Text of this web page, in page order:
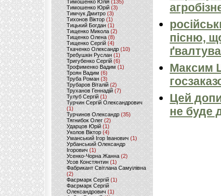
Тимошенко Юлія (135)
Тимошенко Юрій(3)
Тимчук Дмитро (3)
Тихонов Віктор (1)
Тицький Богдан (1)
Тищенко Микола (2)
Тищенко Олена (8)
Тищенко Сергій (4)
Ткаченко Олександр (10)
Требушкін Руслан (1)
Тригубенко Сергій(6)
Трофименко Вадим (1)
Троян Вадим (6)
Труба Роман(3)
Трубаров Віталій (2)
Труханов Геннадій (7)
Тулуб Сергій(1)
Турчин Сергій Олександрович
(1)
Турчинов Олександр(35)
Тягнибок Олег (2)
Ударцов Юрій (1)
Уколов Віктор(4)
Уманський Ігор Іванович(1)
Урбанський Олександр
Ігорович (1)
Усенко-Чорна Жанна (2)
Усов Констянтин(1)
Фабрикант Світлана Самуілівна
(2)
Фаєрмарк Сергій(1)
Фаєрмарк Сергій
Олександрович (1)
пісню,
Максим
Цей
не буде